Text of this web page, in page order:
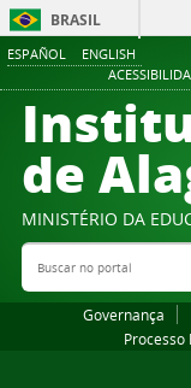
ESPAÑOL ENGLISH
BRASIL
de
MINISTÉRIO DA
Buscar no portal
Governança
Processo